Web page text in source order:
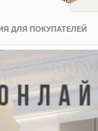
ДЛЯ ПОКУПАТЕЛЕЙ